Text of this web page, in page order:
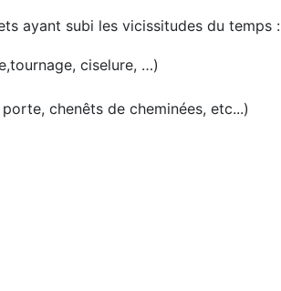
ayant subi les vicissitudes du temps :
ciselure, …)
chenêts de cheminées, etc...)